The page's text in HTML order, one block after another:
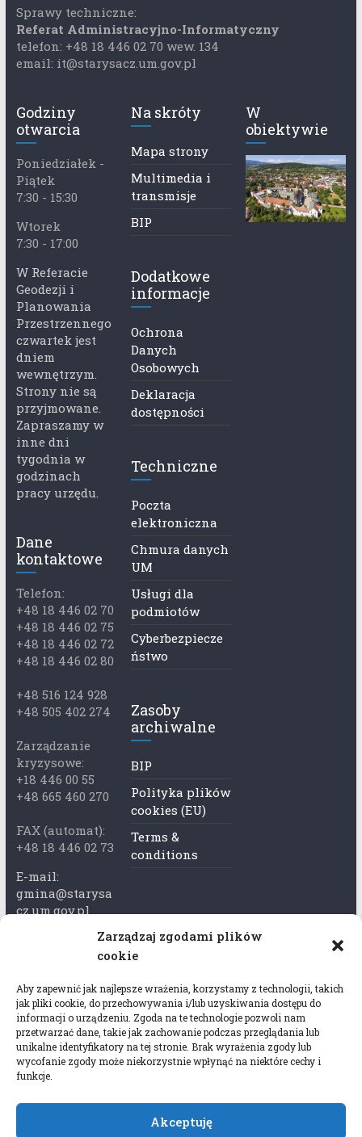
Zarządzaj zgodami plików
cookie
Aby zapewnić jak najlepsze wrażenia, korzystamy z technologii, takich
jak pliki cookie, do przechowywania i/lub uzyskiwania dostępu do
informacji o urządzeniu. Zgoda na te technologie pozwoli nam
przetwarzać dane, takie jak zachowanie podczas przeglądania lub
unikalne identyfikatory na tej stronie. Brak wyrażenia zgody lub
wycofanie zgody może niekorzystnie wpłynąć na niektóre cechy i
funkcje.
Akceptuję
Sprawy techniczne:
Referat Administracyjno-Informatyczny
telefon: +48 18 446 02 70 wew. 134
email: it@starysacz.um.gov.pl
Godziny
otwarcia
Poniedziałek -
Piątek
7:30 - 15:30
Wtorek
7:30 - 17:00
W Referacie
Geodezji i
Planowania
Przestrzennego
czwartek jest
dniem
wewnętrzym.
Strony nie są
przyjmowane.
Zapraszamy w
inne dni
tygodnia w
godzinach
pracy urzędu.
Dane
kontaktowe
Telefon:
+48 18 446 02 70
+48 18 446 02 75
+48 18 446 02 72
+48 18 446 02 80
+48 516 124 928
+48 505 402 274
Zarządzanie
kryzysowe:
+18 446 00 55
+48 665 460 270
FAX (automat):
+48 18 446 02 73
E-mail:
gmina@starysa
cz.um.gov.pl
Adres skrzynki
rytka
Adres do e-
Doręczeń:
AEL-97528-
78647-USWGJ-
Na skróty
Mapa strony
Multimedia i
transmisje
BIP
Dodatkowe
informacje
Ochrona
Danych
Osobowych
Deklaracja
dostępności
Techniczne
Poczta
elektroniczna
Chmura danych
UM
Usługi dla
podmiotów
Cyberbezpiecze
ństwo
Zasoby
archiwalne
BIP
Polityka plików
cookies (EU)
Terms &
conditions
W
obiektywie